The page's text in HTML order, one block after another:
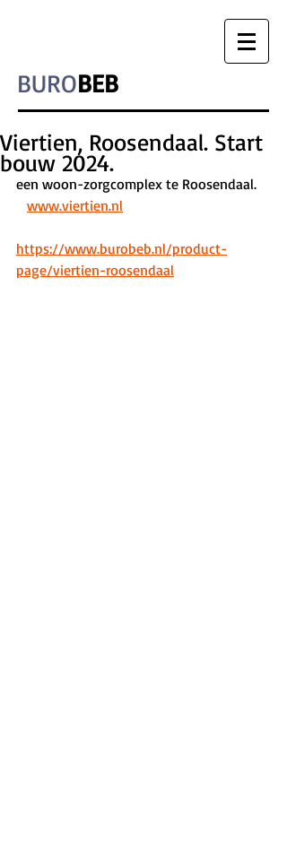
BUROBEB
Viertien, Roosendaal. Start
bouw 2024.
een woon-zorgcomplex te Roosendaal.
www.viertien.nl
https://www.burobeb.nl/product-
page/viertien-roosendaal